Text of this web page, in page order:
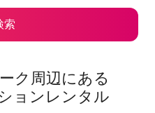
索
ク⁠周⁠辺⁠に⁠あ⁠る
ョ⁠ン⁠レ⁠ン⁠タ⁠ル